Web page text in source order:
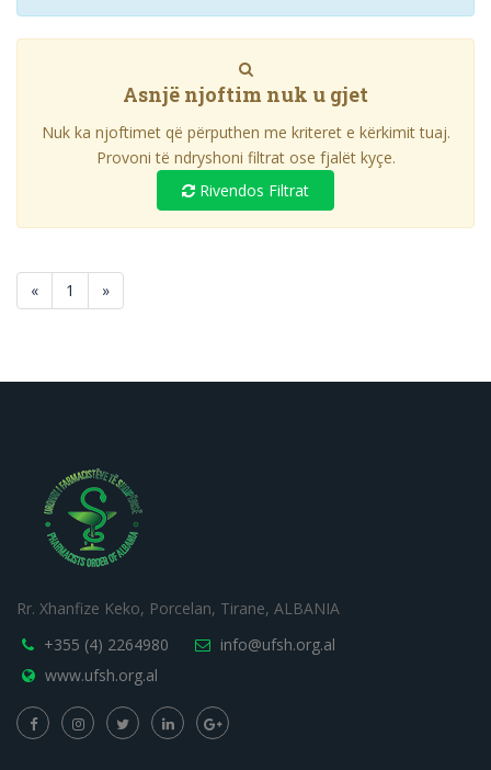
Asnjë njoftim nuk u gjet
Nuk ka njoftimet që përputhen me kriteret e kërkimit tuaj.
Provoni të ndryshoni filtrat ose fjalët kyçe.
Rivendos Filtrat
« 1 »
Rr. Xhanfize Keko, Porcelan, Tirane, ALBANIA
+355 (4) 2264980
info@ufsh.org.al
www.ufsh.org.al